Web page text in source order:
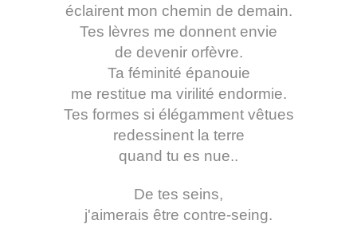
éclairent mon chemin de demain.
Tes lèvres me donnent envie
de devenir orfèvre.
Ta féminité épanouie
me restitue ma virilité endormie.
Tes formes si élégamment vêtues
redessinent la terre
quand tu es nue..
De tes seins,
j'aimerais être contre-seing.